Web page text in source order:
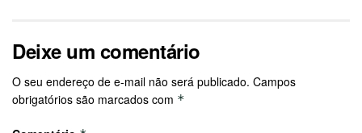
Deixe um comentário
O seu endereço de e-mail não será publicado. Campos
obrigatórios são marcados com *